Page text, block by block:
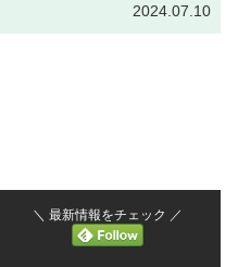
2024.07.10
＼ 最新情報をチェック ／